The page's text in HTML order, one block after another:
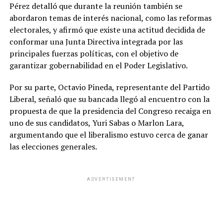
Pérez detalló que durante la reunión también se
abordaron temas de interés nacional, como las reformas
electorales, y afirmó que existe una actitud decidida de
conformar una Junta Directiva integrada por las
principales fuerzas políticas, con el objetivo de
garantizar gobernabilidad en el Poder Legislativo.
Por su parte, Octavio Pineda, representante del Partido
Liberal, señaló que su bancada llegó al encuentro con la
propuesta de que la presidencia del Congreso recaiga en
uno de sus candidatos, Yuri Sabas o Marlon Lara,
argumentando que el liberalismo estuvo cerca de ganar
las elecciones generales.
ADVERTISEMENT